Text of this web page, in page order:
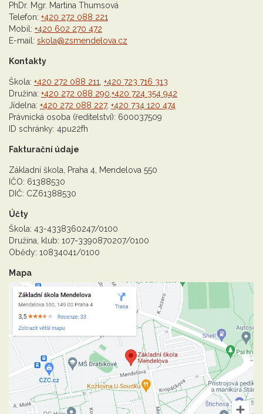
PhDr. Mgr. Martina Thumsová
Telefon: +420 272 088 221
Mobil: +420 602 270 472
E-mail: skola@zsmendelova.cz
Kontakty
Škola: +420 272 088 211 +420 723 716 313
Družina: +420 272 088 290 +420 724 354 942
Jídelna: +420 272 088 227, +420 734 120 474
Právnická osoba (ředitelství): 600037509
ID schránky: 4pu22fh
Fakturační údaje
Základní škola, Praha 4, Mendelova 550
IČO: 61388530
DIČ: CZ61388530
Účty
Škola: 43-4338360247/0100
Družina, klub: 107-3390870207/0100
Obědy: 10834041/0100
Mapa